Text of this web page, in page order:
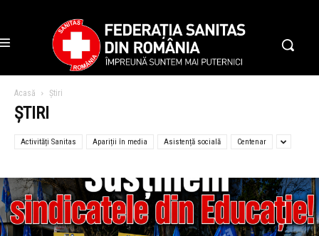
Acasă Știri
ȘTIRI
Activități Sanitas Apariții în media Asistență socială Centenar